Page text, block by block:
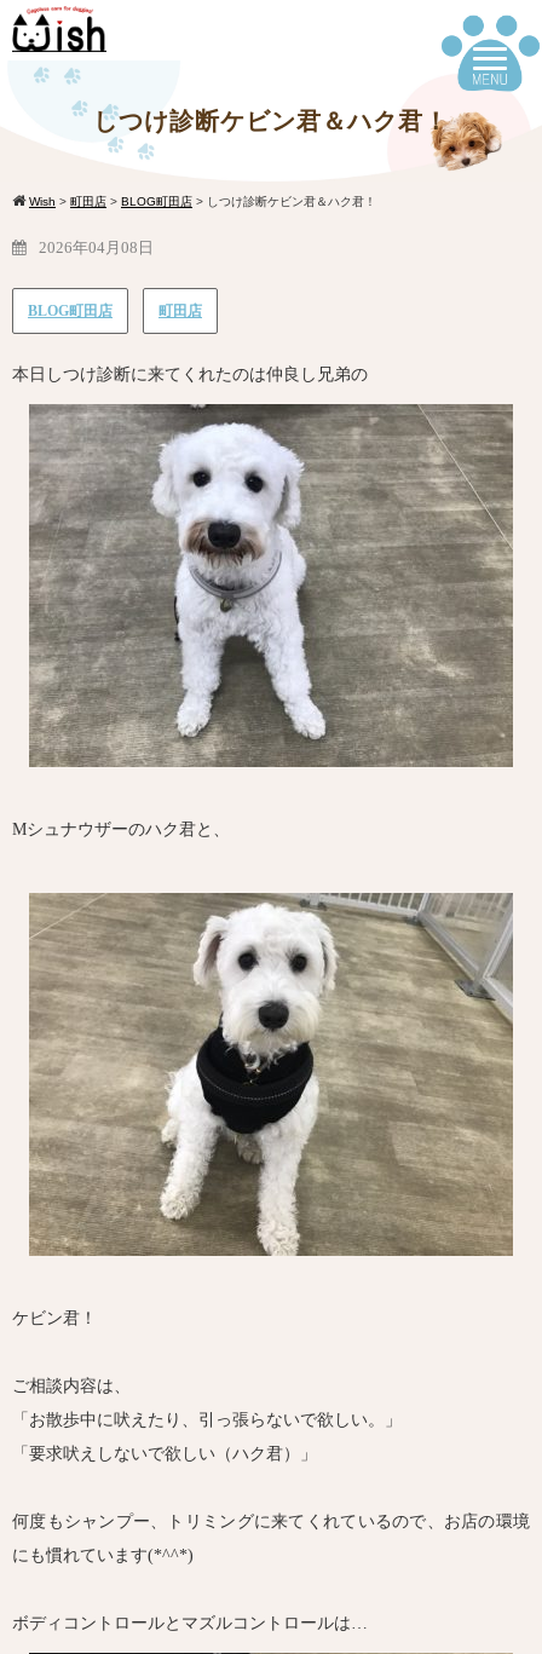
しつけ診断ケビン君＆ハク君！
Wish > 町田店 > BLOG町田店 > しつけ診断ケビン君＆ハク君！
2026年04月08日
BLOG町田店 町田店
本日しつけ診断に来てくれたのは仲良し兄弟の
Mシュナウザーのハク君と、
ケビン君！
ご相談内容は、
「お散歩中に吠えたり、引っ張らないで欲しい。」
「要求吠えしないで欲しい（ハク君）」
何度もシャンプー、トリミングに来てくれているので、お店の環境
にも慣れています(*^^*)
ボディコントロールとマズルコントロールは…